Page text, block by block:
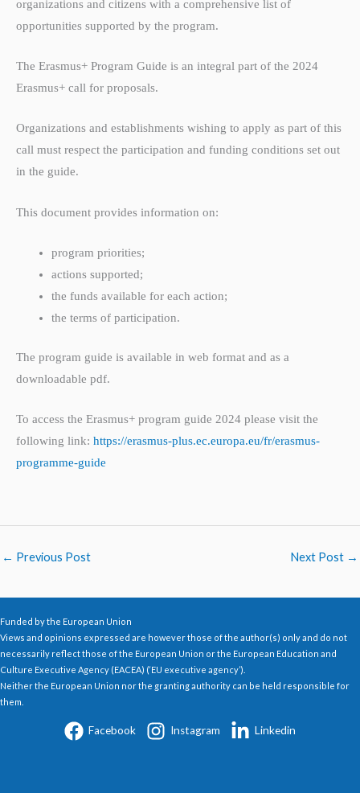
organizations and citizens with a comprehensive list of
opportunities supported by the program.
The Erasmus+ Program Guide is an integral part of the 2024
Erasmus+ call for proposals.
Organizations and establishments wishing to apply as part of this
call must respect the participation and funding conditions set out
in the guide.
This document provides information on:
program priorities;
actions supported;
the funds available for each action;
the terms of participation.
The program guide is available in web format and as a
downloadable pdf.
To access the Erasmus+ program guide 2024 please visit the
following link: https://erasmus-plus.ec.europa.eu/fr/erasmus-
programme-guide
← Previous Post Next Post →
Funded by the European Union
Views and opinions expressed are however those of the author(s) only and do not
necessarily reflect those of the European Union or the European Education and
Culture Executive Agency (EACEA) (‘EU executive agency’).
Neither the European Union nor the granting authority can be held responsible for
them.
Facebook Instagram Linkedin